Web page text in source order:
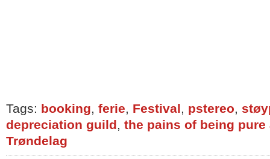
Tags: booking, ferie, Festival, pstereo,
depreciation guild, the pains of being pure
Trøndelag